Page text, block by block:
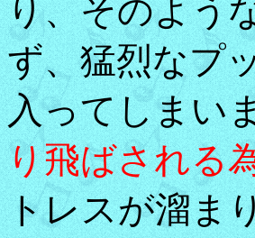
り、そのよう
ず、猛烈なプ
入ってしまい
り飛ばされる
トレスが溜ま